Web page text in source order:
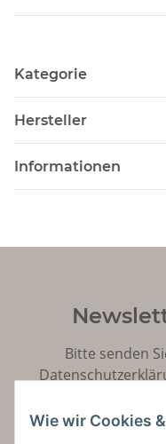
Kategorie
Hersteller
Informationen
Bitte senden
widerruflich
Wie wir Cookies